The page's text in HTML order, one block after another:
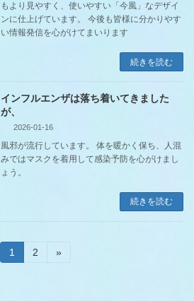
もより見やすく、使いやすい「今風」なデザイ
ンに仕上げています。 今後も皆様に分かりやす
い情報発信を心がけてまいります
続きを読む
インフルエンザは落ち着いてきました
が、
2026-01-16
風邪が流行しています。 体を暖かく保ち、人混
みではマスクを着用して感染予防を心がけまし
ょう。
続きを読む
固
定
1
固
2 »